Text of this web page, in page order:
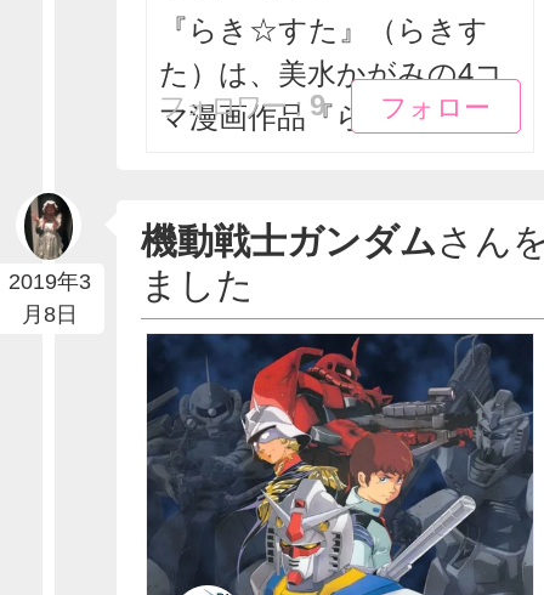
『らき☆すた』（らきす
た）は、美水かがみの4コ
マ漫画作品『らき☆すた...
フォロー
フォロー
フォロワー： 9
2019年3
月8日
機動戦士ガンダムさん
ました